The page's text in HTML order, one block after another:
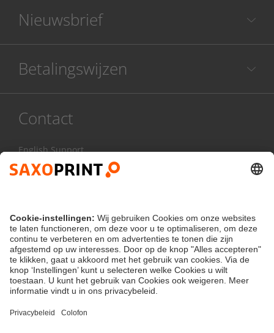
Nieuwsbrief
Betalingswijzen
Contact
English Support
Contactformulier
klantenservice@saxoprint.be